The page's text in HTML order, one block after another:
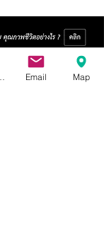
Email Map